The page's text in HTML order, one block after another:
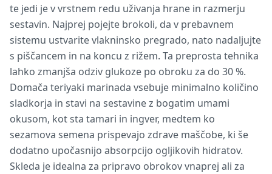
te jedi je v vrstnem redu uživanja hrane in razmerju
sestavin. Najprej pojejte brokoli, da v prebavnem
sistemu ustvarite vlakninsko pregrado, nato nadaljujte
s piščancem in na koncu z rižem. Ta preprosta tehnika
lahko zmanjša odziv glukoze po obroku za do 30 %.
Domača teriyaki marinada vsebuje minimalno količino
sladkorja in stavi na sestavine z bogatim umami
okusom, kot sta tamari in ingver, medtem ko
sezamova semena prispevajo zdrave maščobe, ki še
dodatno upočasnijo absorpcijo ogljikovih hidratov.
Skleda je idealna za pripravo obrokov vnaprej ali za